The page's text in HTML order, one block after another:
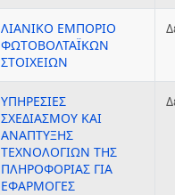
ΛΙΑΝΙΚΟ ΕΜΠΟΡΙΟ
ΦΩΤΟΒΟΛΤΑΪΚΩΝ
ΣΤΟΙΧΕΙΩΝ
ΥΠΗΡΕΣΙΕΣ
ΣΧΕΔΙΑΣΜΟΥ ΚΑΙ
ΑΝΑΠΤΥΞΗΣ
ΤΕΧΝΟΛΟΓΙΩΝ ΤΗΣ
ΠΛΗΡΟΦΟΡΙΑΣ ΓΙΑ
ΕΦΑΡΜΟΓΕΣ